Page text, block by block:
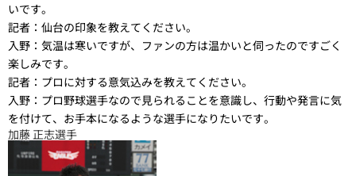
いです。
記者： 仙台の印象を教えてください。
入野： 気温は寒いですが、ファンの方は温かいと伺ったのですごく
楽しみです。
記者： プロに対する意気込みを教えてください。
入野： プロ野球選手なので見られることを意識し、行動や発言に気
を付けて、お手本になるような選手になりたいです。
加藤 正志選手